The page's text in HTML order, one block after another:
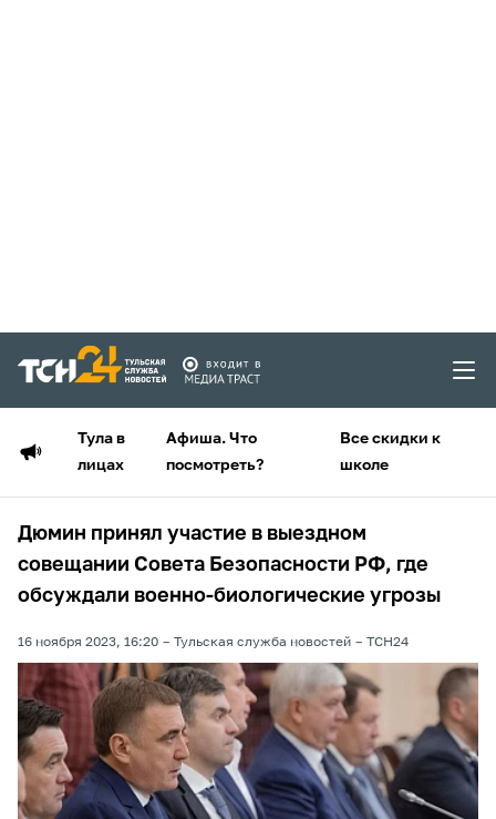
Тула в
лицах
Афиша. Что
посмотреть?
Все скидки к
школе
Дюмин принял участие в выездном
совещании Совета Безопасности РФ, где
обсуждали военно-биологические угрозы
16 ноября 2023, 16:20 Тульская служба новостей ТСН24